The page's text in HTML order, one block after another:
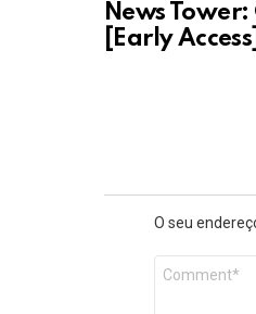
News
[Early Access]
O seu